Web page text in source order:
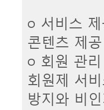
ο 서비스
콘텐츠 제
ο 회원 관리
회원제 서
방지와 비